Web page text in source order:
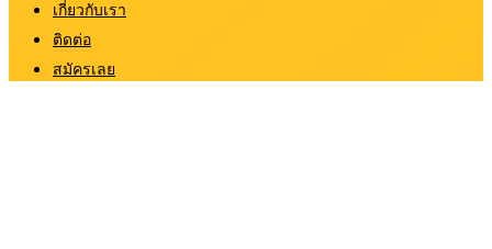
เกี่ยวกับเรา
ติดต่อ
สมัครเลย